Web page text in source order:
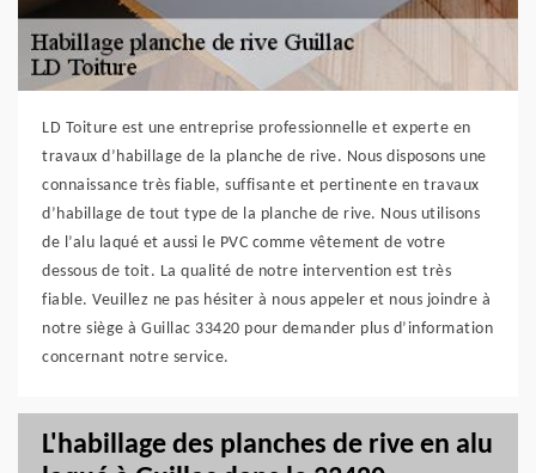
LD Toiture est une entreprise professionnelle et experte en
travaux d’habillage de la planche de rive. Nous disposons une
connaissance très fiable, suffisante et pertinente en travaux
d’habillage de tout type de la planche de rive. Nous utilisons
de l’alu laqué et aussi le PVC comme vêtement de votre
dessous de toit. La qualité de notre intervention est très
fiable. Veuillez ne pas hésiter à nous appeler et nous joindre à
notre siège à Guillac 33420 pour demander plus d’information
concernant notre service.
L'habillage des planches de rive en alu